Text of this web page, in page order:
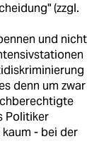
(zzgl.
und nicht
denn um zwar
Politiker
- bei der